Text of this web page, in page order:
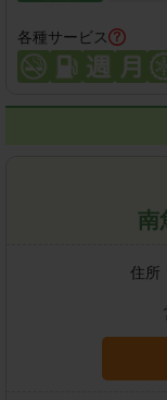
各種サービス
南
住所